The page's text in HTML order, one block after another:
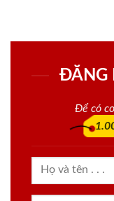
ĐĂNG
Để có